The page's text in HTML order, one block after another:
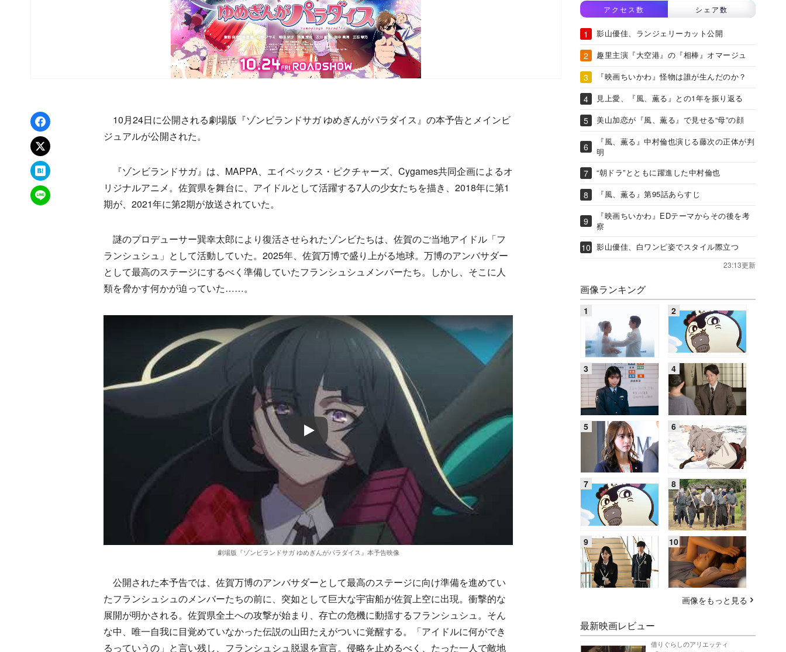
Facebookでシェア
xでポスト
はてなブックマーク
LINEで送る
10月24日に公開される劇場版『ゾンビランドサガ ゆめぎんがパラダイス』の本予告とメインビ
ジュアルが公開された。
『ゾンビランドサガ』は、MAPPA、エイベックス・ピクチャーズ、Cygames共同企画によるオ
リジナルアニメ。佐賀県を舞台に、アイドルとして活躍する7人の少女たちを描き、2018年に第1
期が、2021年に第2期が放送されていた。
謎のプロデューサー巽幸太郎により復活させられたゾンビたちは、佐賀のご当地アイドル「フ
ランシュシュ」として活動していた。2025年、佐賀万博で盛り上がる地球。万博のアンバサダー
として最高のステージにするべく準備していたフランシュシュメンバーたち。しかし、そこに人
類を脅かす何かが迫っていた……。
劇場版『ゾンビランドサガ ゆめぎんがパラダイス』本予告映像
公開された本予告では、佐賀万博のアンバサダーとして最高のステージに向け準備を進めてい
たフランシュシュのメンバーたちの前に、突如として巨大な宇宙船が佐賀上空に出現。衝撃的な
展開が明かされる。佐賀県全土への攻撃が始まり、存亡の危機に動揺するフランシュシュ。そん
な中、唯一自我に目覚めていなかった伝説の山田たえがついに覚醒する。「アイドルに何ができ
るっていうの」と言い残し、フランシュシュ脱退を宣言。侵略を止めるべく、たった一人で敵地
アクセス数 シェア数
影山優佳、ランジェリーカット公開
趣里主演『大空港』の『相棒』オマージュ
『映画ちいかわ』怪物は誰が生んだのか？
見上愛、『風、薫る』との1年を振り返る
美山加恋が『風、薫る』で見せる“母”の顔
『風、薫る』中村倫也演じる藤次の正体が判
明
“朝ドラ”とともに躍進した中村倫也
『風、薫る』第95話あらすじ
『映画ちいかわ』EDテーマからその後を考
察
影山優佳、白ワンピ姿でスタイル際立つ
23:13更新
画像ランキング
画像をもっと見る
最新映画レビュー
借りぐらしのアリエッティ